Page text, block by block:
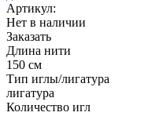
Артикул:
Нет в наличии
Заказать
Длина нити
150 см
Тип иглы/лигатура
лигатура
Количество игл